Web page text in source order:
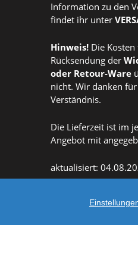
Information zu den
findet ihr unter
Hinweis! Die
Rücksendung der
oder Retour-Ware
nicht. Wir danken
Verständnis.
Die Lieferzeit ist im
Angebot mit
aktualisiert: